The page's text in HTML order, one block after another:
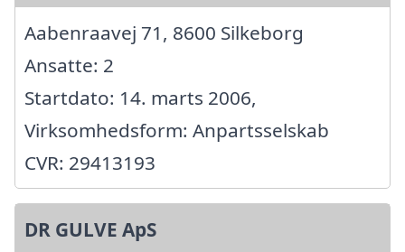
Aabenraavej 71, 8600 Silkeborg
Ansatte: 2
Startdato: 14. marts 2006,
Virksomhedsform: Anpartsselskab
CVR: 29413193
DR GULVE ApS